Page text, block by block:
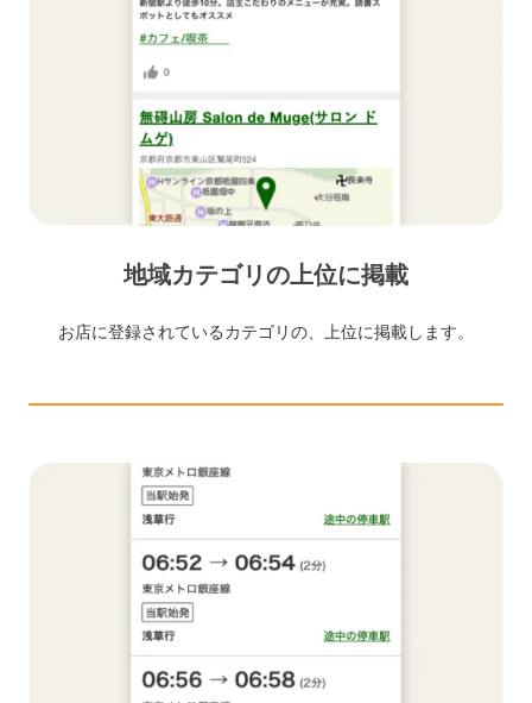
地域カテゴリの上位に掲載
お店に登録されているカテゴリの、上位に掲載します。